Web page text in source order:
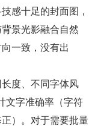
感十足的封面图，
景光影融合自然
一致，没有出
度、不同字体风
文字准确率（字符
）。对于需要批量